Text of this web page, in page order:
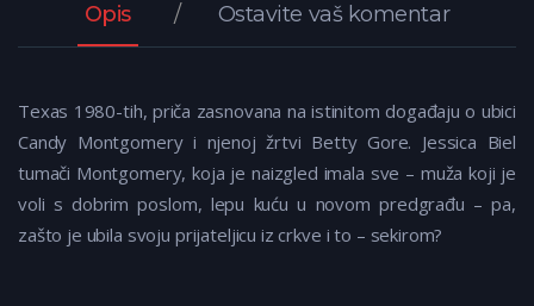
Opis Ostavite vaš komentar
Texas 1980-tih, priča zasnovana na istinitom događaju o ubici
Candy Montgomery i njenoj žrtvi Betty Gore. Jessica Biel
tumači Montgomery, koja je naizgled imala sve – muža koji je
voli s dobrim poslom, lepu kuću u novom predgrađu – pa,
zašto je ubila svoju prijateljicu iz crkve i to – sekirom?